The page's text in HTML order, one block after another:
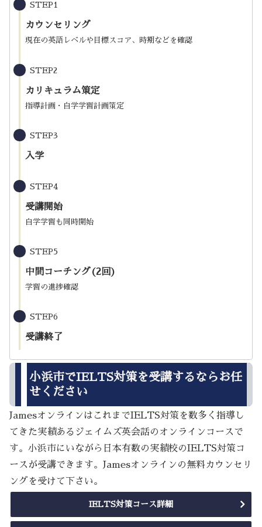
STEP1
カウンセリング
現在の英語レベルや目標スコア、時期などを確認
STEP2
カリキュラム策定
指導計画・自学学習計画策定
STEP3
入学
STEP4
受講開始
自学学習も同時開始
STEP5
中間コーチング(2回)
学習の進捗確認
STEP6
受講終了
小浜市でIELTS対策を受講するならお任
せください
JamesオンラインはこれまでIELTS対策を数多く指導し
てきた実績あるジェイムズ英会話のオンラインコースで
す。小浜市にいながら日本有数の実績校のIELTS対策コ
ースが受講できます。Jamesオンラインの無料カウンセリ
ングを受けて下さい。
IELTS対策コース詳細